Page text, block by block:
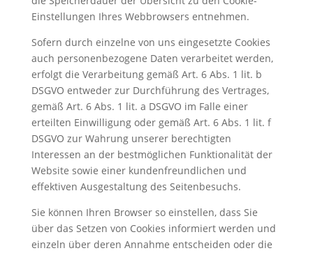
Einstellungen Ihres Webbrowsers entnehmen.
Sofern durch einzelne von uns eingesetzte Cookies
auch personenbezogene Daten verarbeitet werden,
erfolgt die Verarbeitung gemäß Art. 6 Abs. 1 lit. b
DSGVO entweder zur Durchführung des Vertrages,
gemäß Art. 6 Abs. 1 lit. a DSGVO im Falle einer
erteilten Einwilligung oder gemäß Art. 6 Abs. 1 lit. f
DSGVO zur Wahrung unserer berechtigten
Interessen an der bestmöglichen Funktionalität der
Website sowie einer kundenfreundlichen und
effektiven Ausgestaltung des Seitenbesuchs.
Sie können Ihren Browser so einstellen, dass Sie
über das Setzen von Cookies informiert werden und
einzeln über deren Annahme entscheiden oder die